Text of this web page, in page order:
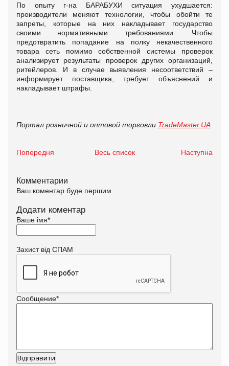
По опыту г-на БАРАБУХИ ситуация ухудшается:
производители меняют технологии, чтобы обойти те
запреты, которые на них накладывает государство
своими нормативными требованиями. Чтобы
предотвратить попадание на полку некачественного
товара сеть помимо собственной системы проверок
анализирует результаты проверок других организаций,
ритейлеров. И в случае выявления несоответствий –
информирует поставщика, требует объяснений и
накладывает штрафы.
Портал розничной и оптовой торговли TradeMaster.UA
Попередня Весь список Наступна
Комментарии
Ваш коментар буде першим.
Додати коментар
Ваше імя*
Захист від СПАМ
Сообщение*